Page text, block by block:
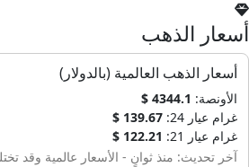
الذهب
أسعار الذهب العالمية (بالدولار)
الأونصة: 4344.1 $
غرام عيار 24:
139.67 $
غرام عيار 21:
122.21 $
آخر تحديث: منذ ثوانٍ - الأسعار عالمية وقد